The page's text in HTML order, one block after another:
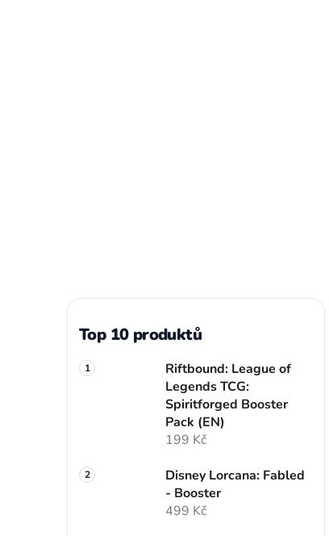
Top 10 produktů
Riftbound: League of
Legends TCG:
Spiritforged Booster
Pack (EN)
199 Kč
Disney Lorcana: Fabled
- Booster
499 Kč